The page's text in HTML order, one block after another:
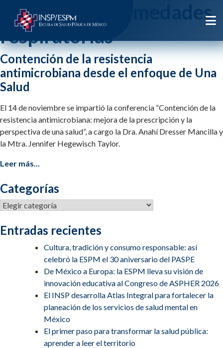
Etiqueta:
enfermedades
respiratorias
Contención de la resistencia
antimicrobiana desde el enfoque de Una
Salud
El 14 de noviembre se impartió la conferencia “Contención de la
resistencia antimicrobiana: mejora de la prescripción y la
perspectiva de una salud”, a cargo la Dra. Anahí Dresser Mancilla y
la Mtra. Jennifer Hegewisch Taylor.
Leer más...
Categorías
Categorías
Entradas recientes
Cultura, tradición y consumo responsable: así
celebró la ESPM el 30 aniversario del PASPE
De México a Europa: la ESPM lleva su visión de
innovación educativa al Congreso de ASPHER 2026
El INSP desarrolla Atlas Integral para fortalecer la
planeación de los servicios de salud mental en
México
El primer paso para transformar la salud pública:
aprender a leer el territorio